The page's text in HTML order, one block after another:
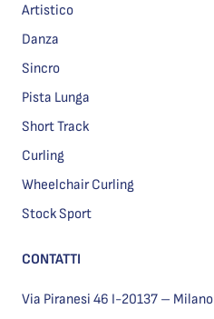
Artistico
Danza
Sincro
Pista Lunga
Short Track
Curling
Wheelchair Curling
Stock Sport
CONTATTI
Via Piranesi 46 I-20137 – Milano